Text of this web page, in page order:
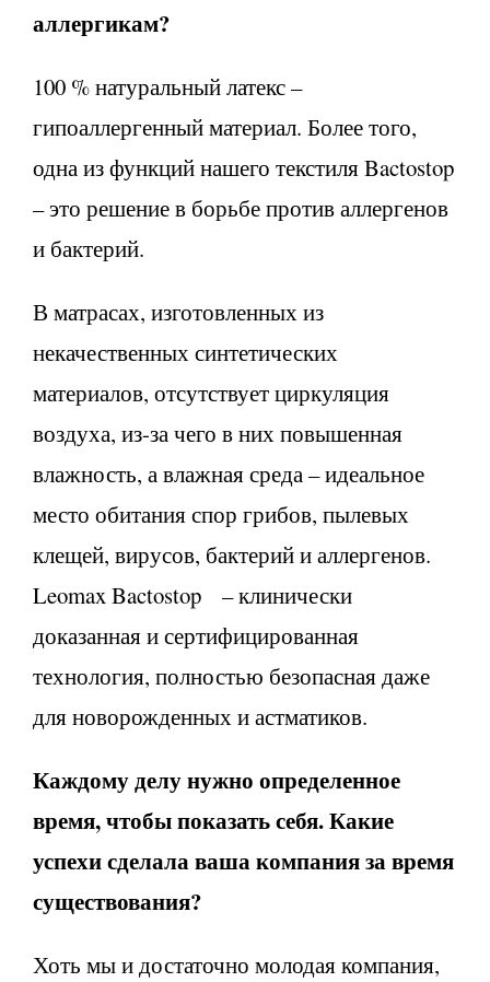
аллергикам?
100 % натуральный латекс –
гипоаллергенный материал. Более того,
одна из функций нашего текстиля Bactostop
– это решение в борьбе против аллергенов
и бактерий.
В матрасах, изготовленных из
некачественных синтетических
материалов, отсутствует циркуляция
воздуха, из-за чего в них повышенная
влажность, а влажная среда – идеальное
место обитания спор грибов, пылевых
клещей, вирусов, бактерий и аллергенов.
Leomax Bactostop – клинически
доказанная и сертифицированная
технология, полностью безопасная даже
для новорожденных и астматиков.
Каждому делу нужно определенное
время, чтобы показать себя. Какие
успехи сделала ваша компания за время
существования?
Хоть мы и достаточно молодая компания,